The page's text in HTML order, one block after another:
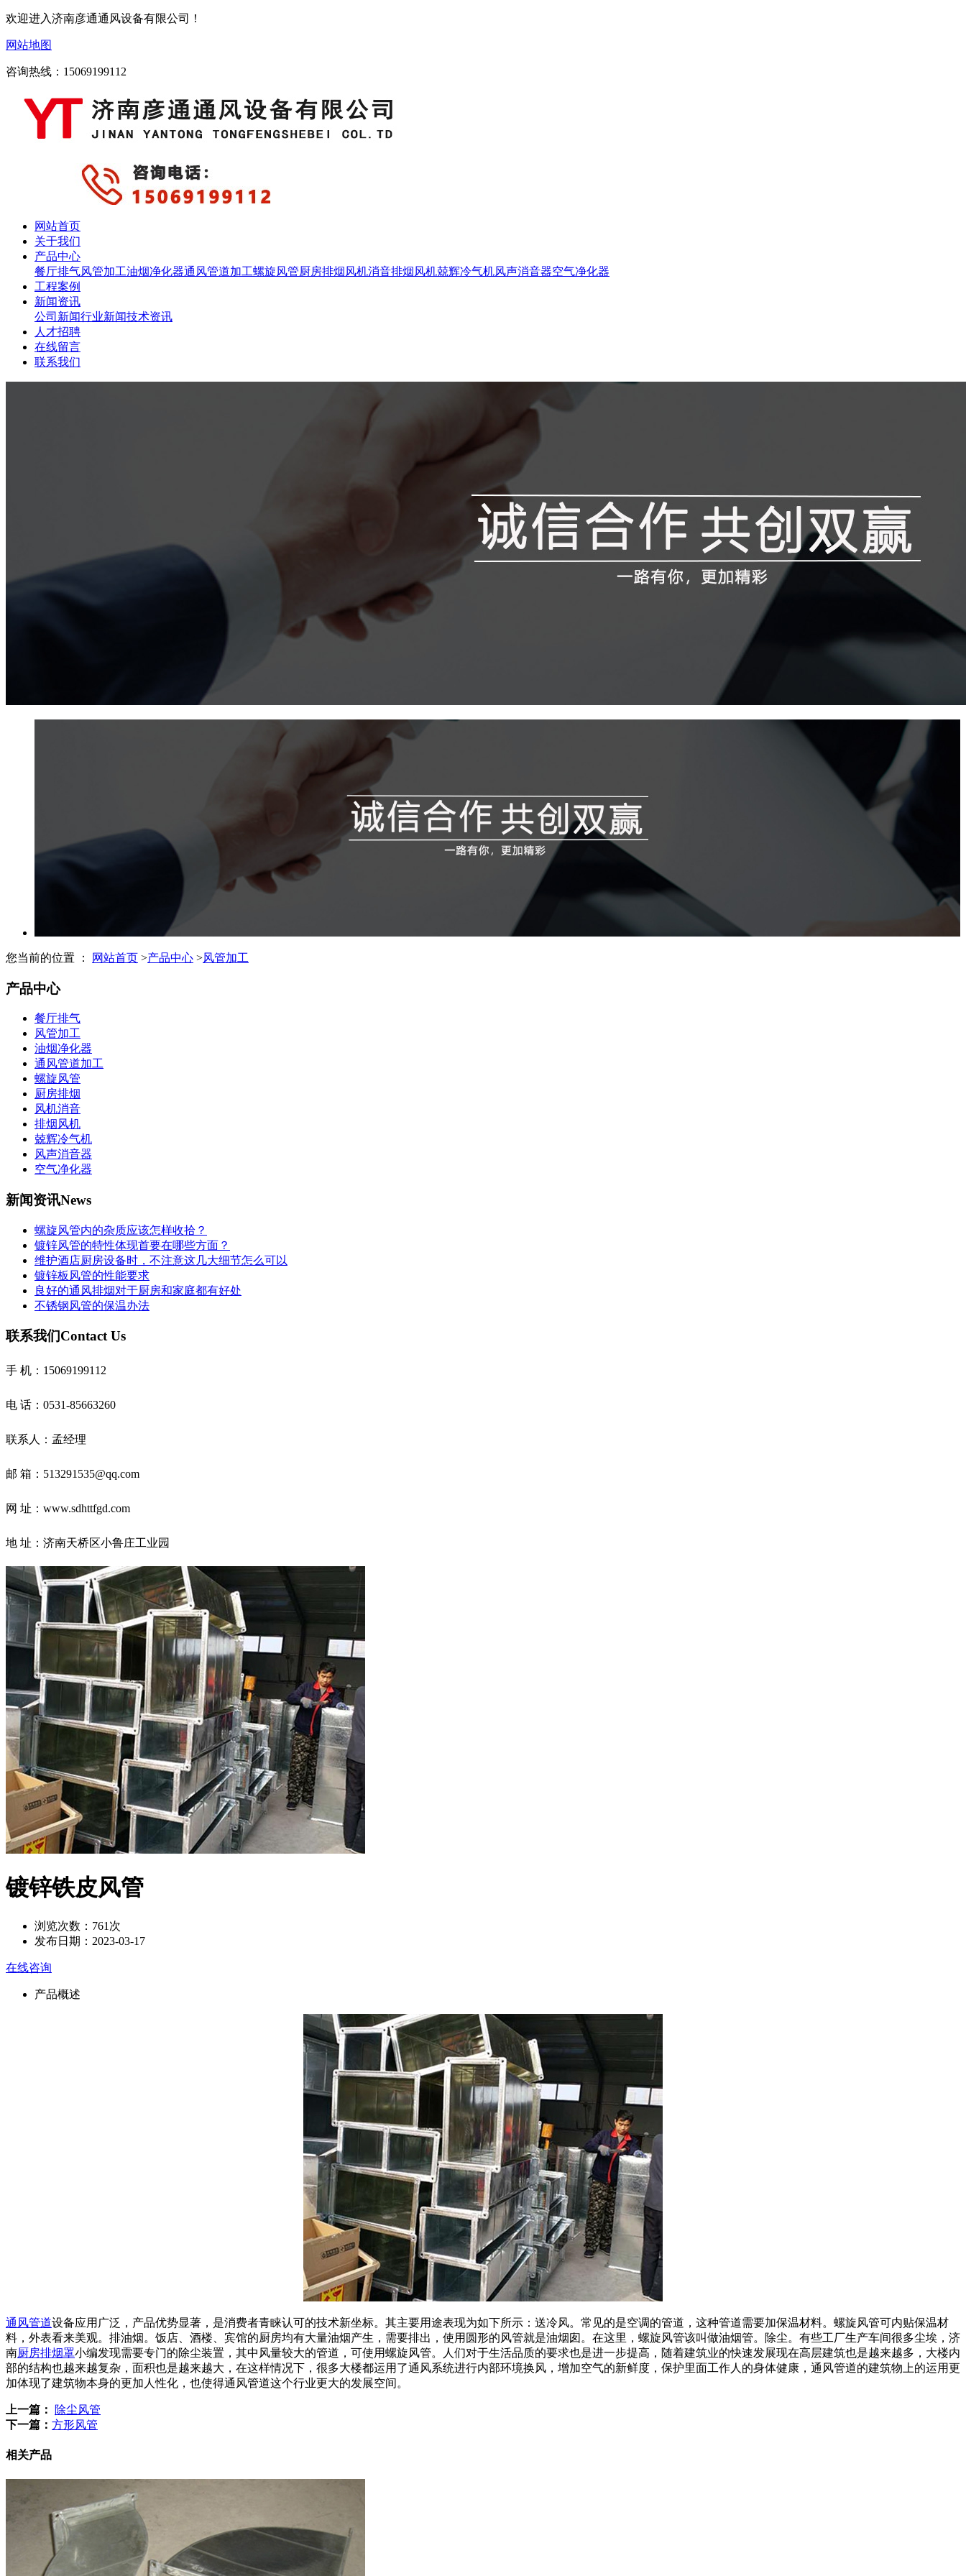
欢迎进入济南彦通通风设备有限公司！
网站地图
咨询热线：15069199112
网站首页
关于我们
产品中心
餐厅排气风管加工油烟净化器通风管道加工螺旋风管厨房排烟风机消音排烟风机兢辉冷气机风声消音器空气净化器
工程案例
新闻资讯
公司新闻行业新闻技术资讯
人才招聘
在线留言
联系我们
您当前的位置 ： 网站首页 >产品中心 >风管加工
产品中心
餐厅排气
风管加工
油烟净化器
通风管道加工
螺旋风管
厨房排烟
风机消音
排烟风机
兢辉冷气机
风声消音器
空气净化器
新闻资讯News
螺旋风管内的杂质应该怎样收拾？
镀锌风管的特性体现首要在哪些方面？
维护酒店厨房设备时，不注意这几大细节怎么可以
镀锌板风管的性能要求
良好的通风排烟对于厨房和家庭都有好处
不锈钢风管的保温办法
联系我们Contact Us
手 机：15069199112
电 话：0531-85663260
联系人：孟经理
邮 箱：513291535@qq.com
网 址：www.sdhttfgd.com
地 址： 济南天桥区小鲁庄工业园
镀锌铁皮风管
浏览次数： 761次
发布日期： 2023-03-17
在线咨询
产品概述
通风管道设备应用广泛，产品优势显著，是消费者青睐认可的技术新坐标。其主要用途表现为如下所示：送冷风。常见的是空调的管道，这种管道需要加保温材料。螺旋风管可内贴保温材
料，外表看来美观。排油烟。饭店、酒楼、宾馆的厨房均有大量油烟产生，需要排出，使用圆形的风管就是油烟囱。在这里，螺旋风管该叫做油烟管。除尘。有些工厂生产车间很多尘埃，济
南厨房排烟罩小编发现需要专门的除尘装置，其中风量较大的管道，可使用螺旋风管。人们对于生活品质的要求也是进一步提高，随着建筑业的快速发展现在高层建筑也是越来越多，大楼内
部的结构也越来越复杂，面积也是越来越大，在这样情况下，很多大楼都运用了通风系统进行内部环境换风，增加空气的新鲜度，保护里面工作人的身体健康，通风管道的建筑物上的运用更
加体现了建筑物本身的更加人性化，也使得通风管道这个行业更大的发展空间。
上一篇：
除尘风管
下一篇： 方形风管
相关产品